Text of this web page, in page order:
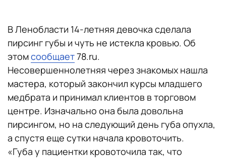
В Ленобласти 14-летняя девочка сделала
пирсинг губы и чуть не истекла кровью. Об
этомсообщает78.ru.
Несовершеннолетняя через знакомых нашла
мастера, который закончил курсы младшего
медбрата и принимал клиентов в торговом
центре. Изначально она была довольна
пирсингом, но на следующий день губа опухла,
а спустя еще сутки начала кровоточить.
«Губа у пациентки кровоточила так, что